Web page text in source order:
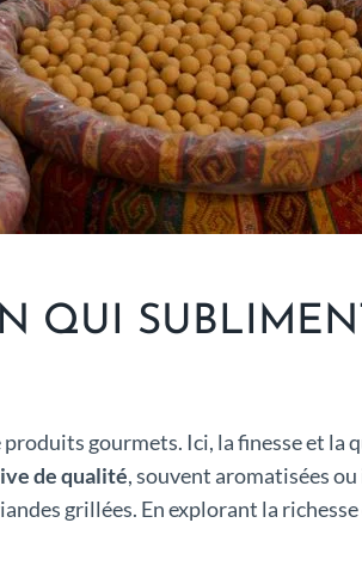
QUI
gourmets. Ici, la finesse et la
de qualité, souvent aromatisées
grillées. En explorant la